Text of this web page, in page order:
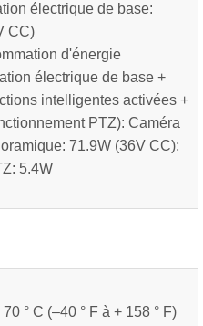
électrique de base:
CC)
d'énergie
électrique de base +
intelligentes activées +
PTZ): Caméra
71.9W (36V CC);
5.4W
° C (–40 ° F à + 158 ° F)